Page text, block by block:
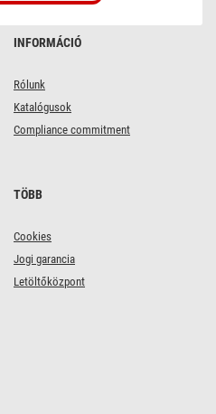
INFORMÁCIÓ
Rólunk
Katalógusok
Compliance commitment
TÖBB
Cookies
Jogi garancia
Letöltőközpont